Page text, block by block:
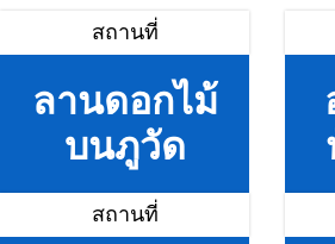
สถานที่
ลานดอกไม้
บนภูวัด
สถานที่